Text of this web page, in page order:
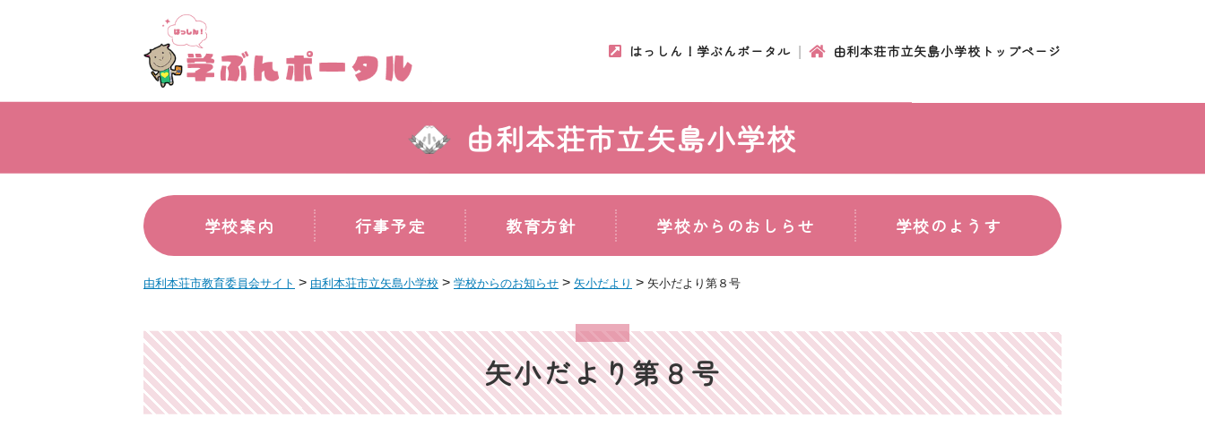
はっしん！学ぶんポータル 由利本荘市立矢島小学校トップページ
由利本荘市立矢島小学校
学校案内 行事予定 教育方針 学校からのおしらせ 学校のようす
由利本荘市教育委員会サイト > 由利本荘市立矢島小学校 > 学校からのお知らせ > 矢小だより > 矢小だより第８号
矢小だより第８号